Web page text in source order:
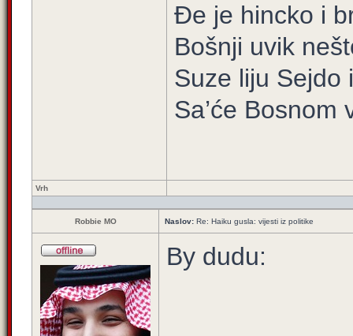
Đe je hincko i
Bošnji uvik
Suze liju Sejdo
Sa’će Bosnom
Vrh
Robbie MO Naslov: Re: Haiku gusla: vijesti iz politike
By dudu: